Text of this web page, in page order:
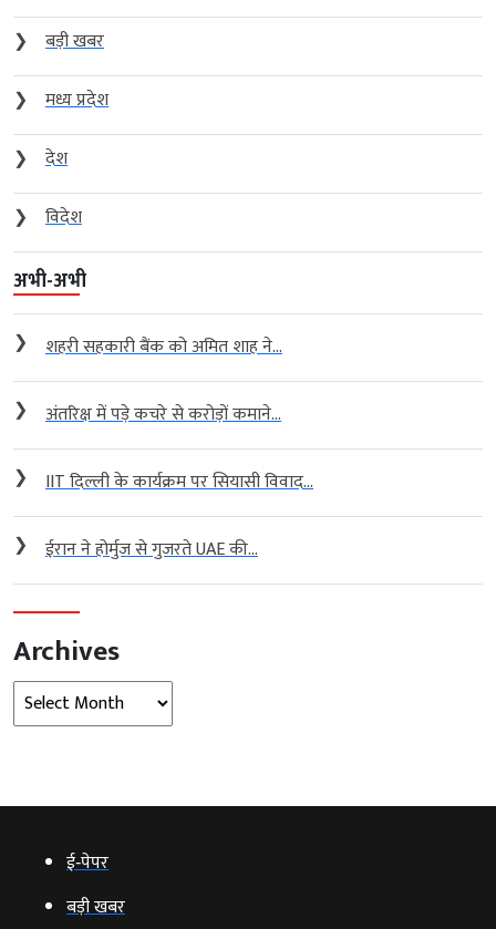
❯
बड़ी खबर
❯
मध्य प्रदेश
❯
देश
❯
विदेश
अभी-अभी
❯ शहरी सहकारी बैंक को अमित शाह ने...
❯ अंतरिक्ष में पड़े कचरे से करोड़ों कमाने...
❯ IIT दिल्ली के कार्यक्रम पर सियासी विवाद...
❯ ईरान ने होर्मुज से गुजरते UAE की...
Archives
Archives
ई‑पेपर
बड़ी खबर